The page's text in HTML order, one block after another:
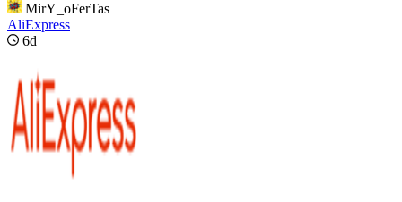
MirY_oFerTas
AliExpress
6d